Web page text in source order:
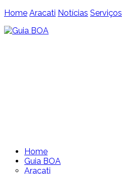
Home Aracati Notícias Serviços
Home
Guia BOA
Aracati